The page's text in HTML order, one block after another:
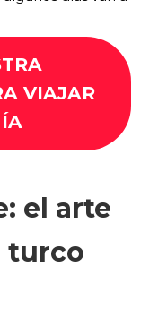
VIAJAR
el arte
turco